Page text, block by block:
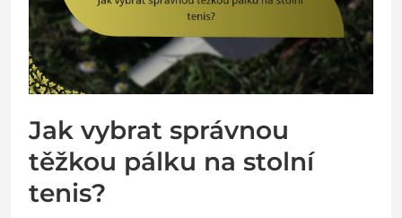
Jak vybrat správnou
těžkou pálku na stolní
tenis?